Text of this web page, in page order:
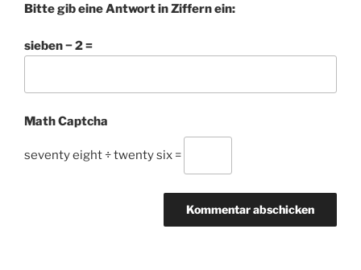
Bitte gib eine Antwort in Ziffern ein:
sieben − 2 =
Math Captcha
seventy eight ÷ twenty six =